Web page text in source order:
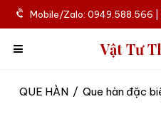
Mobile/Zalo: 0949.588.566 |
Vật Tư
QUE HÀN / Que hàn đặc